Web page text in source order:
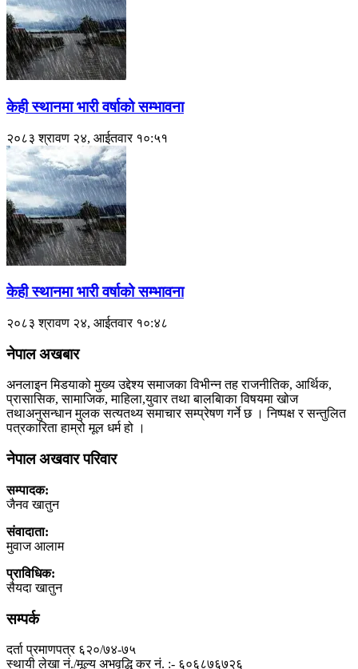
केही स्थानमा भारी वर्षाको सम्भावना
२०८३ श्रावण २४, आईतवार १०:५१
केही स्थानमा भारी वर्षाको सम्भावना
२०८३ श्रावण २४, आईतवार १०:४८
नेपाल अखबार
अनलाइन मिडयाको मुख्य उद्देश्य समाजका विभीन्न तह राजनीतिक, आर्थिक,
प्रासासिक, सामाजिक, माहिला,युवार तथा बालबािका विषयमा खोज
तथाअनुसन्धान मुलक सत्यतथ्य समाचार सम्प्रेषण गर्ने छ । निष्पक्ष र सन्तुलित
पत्रकारिता हाम्रो मूल धर्म हो ।
नेपाल अखवार परिवार
सम्पादक:
जैनव खातुन
संवादाता:
मुवाज आलाम
प्राविधिक:
सैयदा खातुन
सम्पर्क
दर्ता प्रमाणपत्र ६२०/७४-७५
स्थायी लेखा नं./मूल्य अभवृद्धि कर नं. :- ६०६८७६७२६